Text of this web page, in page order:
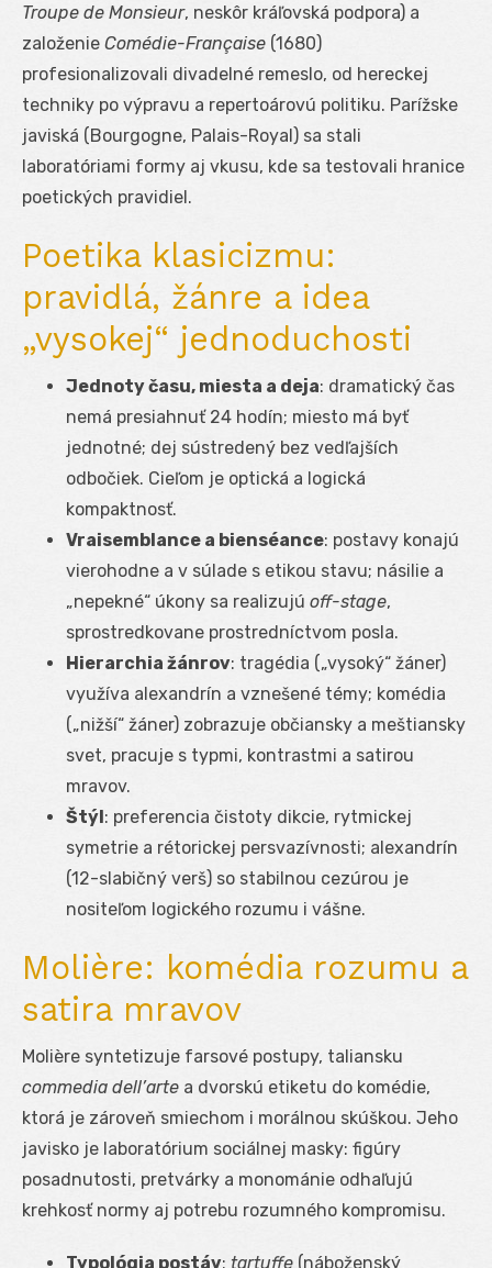
Troupe de Monsieur, neskôr kráľovská podpora) a
založenie Comédie-Française (1680)
profesionalizovali divadelné remeslo, od hereckej
techniky po výpravu a repertoárovú politiku. Parížske
javiská (Bourgogne, Palais-Royal) sa stali
laboratóriami formy aj vkusu, kde sa testovali hranice
poetických pravidiel.
Poetika klasicizmu:
pravidlá, žánre a idea
„vysokej“ jednoduchosti
Jednoty času, miesta a deja: dramatický čas
nemá presiahnuť 24 hodín; miesto má byť
jednotné; dej sústredený bez vedľajších
odbočiek. Cieľom je optická a logická
kompaktnosť.
Vraisemblance a bienséance: postavy konajú
vierohodne a v súlade s etikou stavu; násilie a
„nepekné“ úkony sa realizujú off-stage,
sprostredkovane prostredníctvom posla.
Hierarchia žánrov: tragédia („vysoký“ žáner)
využíva alexandrín a vznešené témy; komédia
(„nižší“ žáner) zobrazuje občiansky a meštiansky
svet, pracuje s typmi, kontrastmi a satirou
mravov.
Štýl: preferencia čistoty dikcie, rytmickej
symetrie a rétorickej persvazívnosti; alexandrín
(12-slabičný verš) so stabilnou cezúrou je
nositeľom logického rozumu i vášne.
Molière: komédia rozumu a
satira mravov
Molière syntetizuje farsové postupy, taliansku
commedia dell’arte a dvorskú etiketu do komédie,
ktorá je zároveň smiechom i morálnou skúškou. Jeho
javisko je laboratórium sociálnej masky: figúry
posadnutosti, pretvárky a monománie odhaľujú
krehkosť normy aj potrebu rozumného kompromisu.
Typológia postáv: tartuffe (náboženský